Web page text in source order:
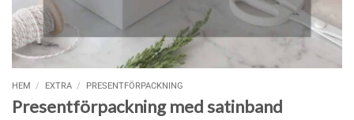
HEM / EXTRA / PRESENTFÖRPACKNING
Presentförpackning med satinband